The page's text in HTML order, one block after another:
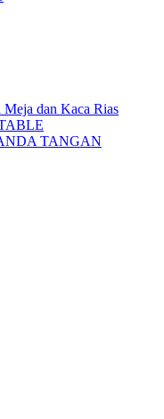
dan Kaca Rias
TANGAN